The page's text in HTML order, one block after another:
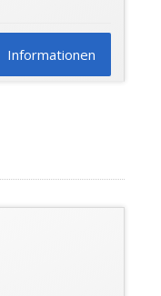
Informationen